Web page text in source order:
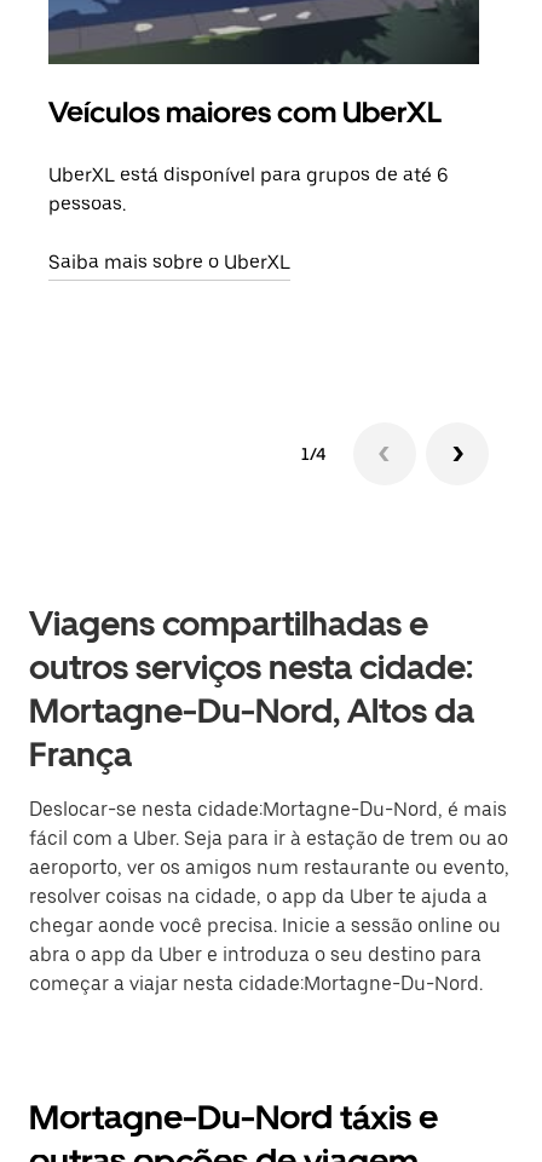
Veículos maiores com UberXL
UberXL está disponível para grupos de até 6
pessoas.
Saiba mais sobre o UberXL
1/4
Viagens compartilhadas e
outros serviços nesta cidade:
Mortagne-Du-Nord, Altos da
França
Deslocar-se nesta cidade:Mortagne-Du-Nord, é mais
fácil com a Uber. Seja para ir à estação de trem ou ao
aeroporto, ver os amigos num restaurante ou evento,
resolver coisas na cidade, o app da Uber te ajuda a
chegar aonde você precisa. Inicie a sessão online ou
abra o app da Uber e introduza o seu destino para
começar a viajar nesta cidade:Mortagne-Du-Nord.
Mortagne-Du-Nord táxis e